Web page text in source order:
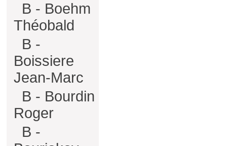
B - Boehm
Théobald
B -
Boissiere
Jean-Marc
B - Bourdin
Roger
B -